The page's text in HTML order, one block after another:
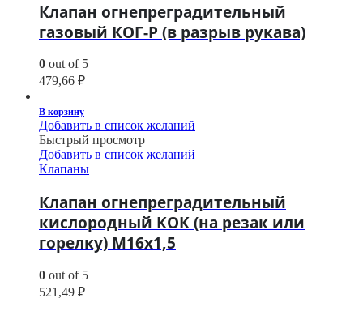
Клапан огнепреградительный
газовый КОГ-Р (в разрыв рукава)
0 out of 5
479,66 ₽
В корзину
Добавить в список желаний
Быстрый просмотр
Добавить в список желаний
Клапаны
Клапан огнепреградительный
кислородный КОК (на резак или
горелку) М16х1,5
0 out of 5
521,49 ₽